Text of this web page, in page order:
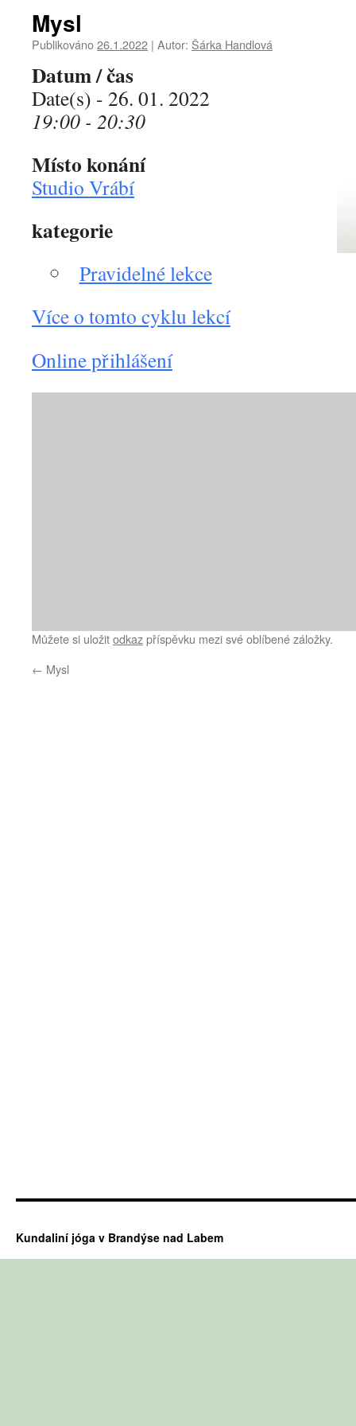
Mysl
Publikováno26.1.2022 | Autor: Šárka Handlová
Datum / čas
Date(s) - 26. 01. 2022
19:00 - 20:30
Místo konání
Studio Vrábí
kategorie
Pravidelné lekce
Více o tomto cyklu lekcí
Online přihlášení
Můžete si uložitodkazpříspěvku mezi své oblíbené záložky.
← Mysl
Kundaliní jóga v Brandýse nad Labem